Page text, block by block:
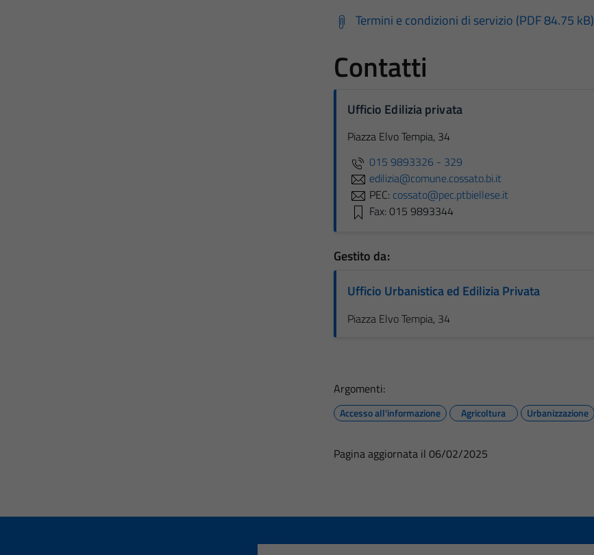
Termini e condizioni di servizio (PDF 84.75 kB)
Contatti
Ufficio Edilizia privata
Piazza Elvo Tempia, 34
015 9893326 - 329
edilizia@comune.cossato.bi.it
PEC: cossato@pec.ptbiellese.it
Fax: 015 9893344
Gestito da:
Ufficio Urbanistica ed Edilizia Privata
Piazza Elvo Tempia, 34
Argomenti:
Accesso all'informazione Agricoltura Urbanizzazione
Pagina aggiornata il 06/02/2025